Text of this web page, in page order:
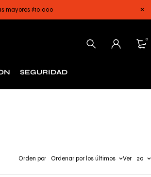
mayores $10.000
0
SEGURIDAD
Orden por Ordenar por los últimos Ver 20